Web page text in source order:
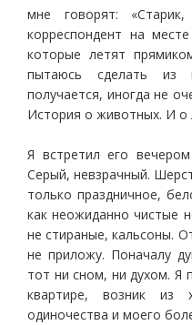
мне говорят:
корреспондент на
которые летят
пытаюсь сделать из
получается, иногда не
История о животных. И о
Я встретил его
Серый, невзрачный.
только праздничное,
как неожиданно чистые
не стираные, кальсоны.
не приложу. Поначалу
тот ни сном, ни духом. Я
квартире, возник
одиночества и моего